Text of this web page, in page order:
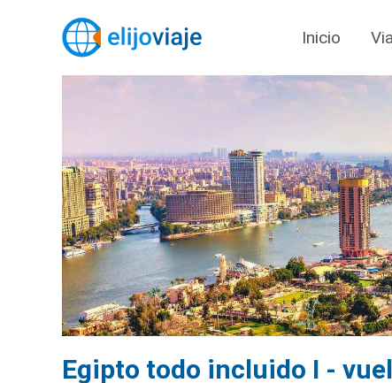
Inicio
Egipto todo incluido I -